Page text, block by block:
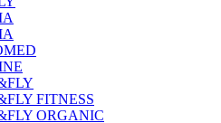
FITNESS
ORGANIC